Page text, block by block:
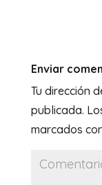
Enviar
Tu dirección
publicada.
marcados